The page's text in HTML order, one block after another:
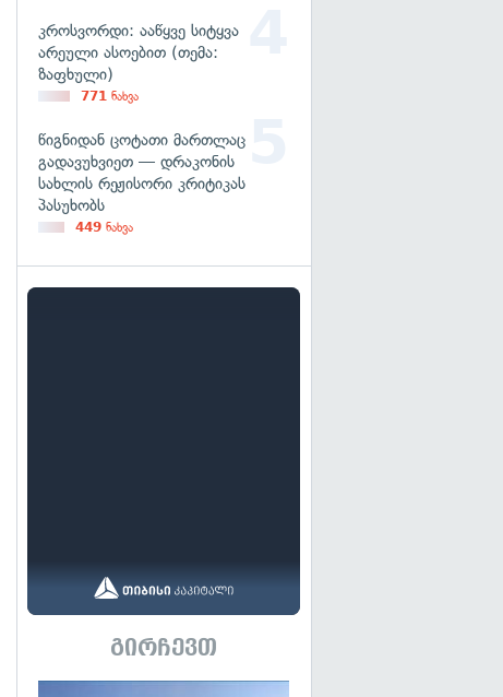
კროსვორდი: ააწყვე სიტყვა
არეული ასოებით (თემა:
ზაფხული)
771 ნახვა
წიგნიდან ცოტათი მართლაც
გადავუხვიეთ — დრაკონის
სახლის რეჟისორი კრიტიკას
პასუხობს
449 ნახვა
გირჩევთ